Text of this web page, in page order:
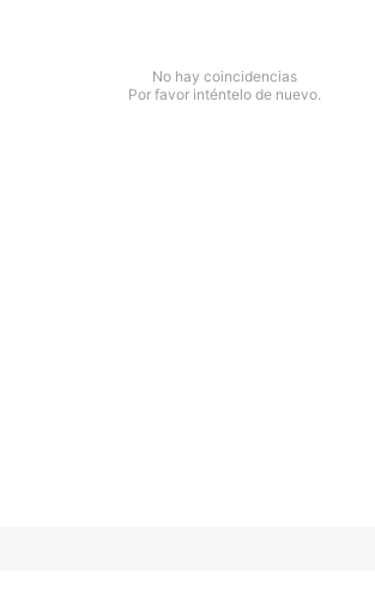
No hay coincidencias
Por favor inténtelo de nuevo.